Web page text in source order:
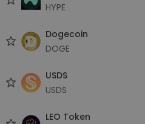
HYPE
Dogecoin
DOGE
USDS
USDS
LEO Token